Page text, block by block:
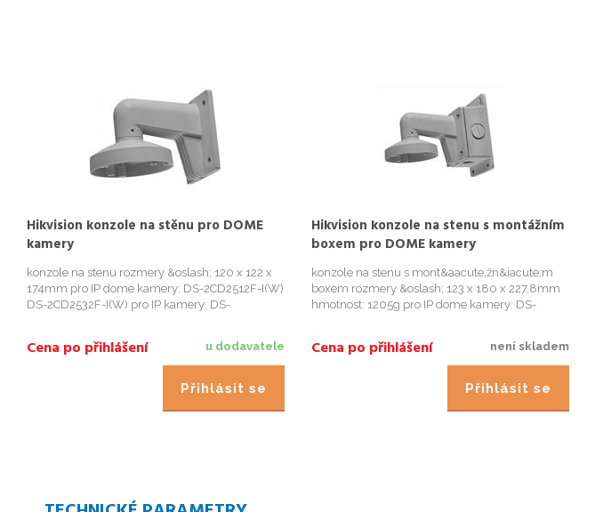
Hikvision konzole na stěnu pro DOME
kamery
konzole na stenu rozmery &oslash; 120 x 122 x
174mm pro IP dome kamery: DS-2CD2512F-I(W)
DS-2CD2532F-I(W) pro IP kamery: DS-
u dodavatele
Cena po přihlášení
Přihlásit se
Hikvision konzole na stenu s montážním
boxem pro DOME kamery
konzole na stenu s mont&aacute;žn&iacute;m
boxem rozmery &oslash; 123 x 180 x 227,8mm
hmotnost: 1205g pro IP dome kamery: DS-
2CD2522FWD-I DS-2CD2542FWD-Inení skladem
Cena po přihlášení
Přihlásit se